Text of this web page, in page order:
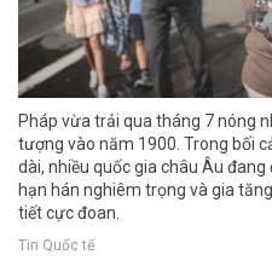
Pháp vừa trải qua tháng 7 nóng
tượng vào năm 1900. Trong bối
dài, nhiều quốc gia châu Âu
hạn hán nghiêm trọng và gia
tiết cực đoan.
Tin Quốc tế